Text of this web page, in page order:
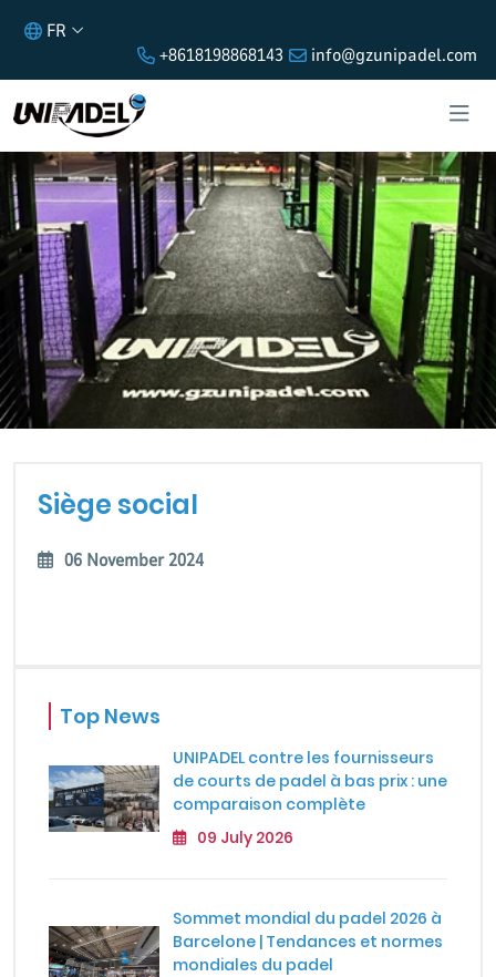
FR
+8618198868143
info@gzunipadel.com
Siège social
06 November 2024
Top News
UNIPADEL contre les fournisseurs
de courts de padel à bas prix : une
comparaison complète
09 July 2026
Sommet mondial du padel 2026 à
Barcelone | Tendances et normes
mondiales du padel